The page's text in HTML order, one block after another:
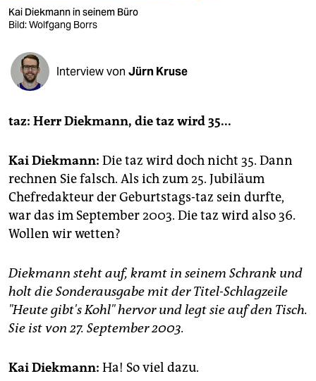
veranstaltungen
fragen & hilfe
unterstützen
abo
epaper login
Kai Diekmann in seinem Büro
Bild: Wolfgang Borrs
Interview von Jürn Kruse
taz: Herr Diekmann, die taz wird 35...
Kai Diekmann: Die taz wird doch nicht 35. Dann
rechnen Sie falsch. Als ich zum 25. Jubiläum
Chefredakteur der Geburtstags-taz sein durfte,
war das im September 2003. Die taz wird also 36.
Wollen wir wetten?
Diekmann steht auf, kramt in seinem Schrank und
holt die Sonderausgabe mit der Titel-Schlagzeile
"Heute gibt's Kohl" hervor und legt sie auf den Tisch.
Sie ist von 27. September 2003.
Kai Diekmann: Ha! So viel dazu.